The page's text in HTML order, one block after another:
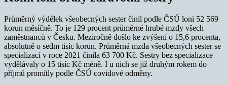
Průměrný výdělek všeobecných sester činil podle ČSÚ loni 52 569
korun měsíčně. To je 129 procent průměrné hrubé mzdy všech
zaměstnanců v Česku. Meziročně došlo ke zvýšení o 15,6 procenta,
absolutně o sedm tisíc korun. Průměrná mzda všeobecných sester se
specializací v roce 2021 činila 63 700 Kč. Sestry bez specializace
vydělávaly o 15 tisíc Kč méně. I u nich se již druhým rokem do
příjmů promítly podle ČSÚ covidové odměny.